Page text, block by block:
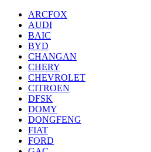
ARCFOX
AUDI
BAIC
BYD
CHANGAN
CHERY
CHEVROLET
CITROEN
DFSK
DOMY
DONGFENG
FIAT
FORD